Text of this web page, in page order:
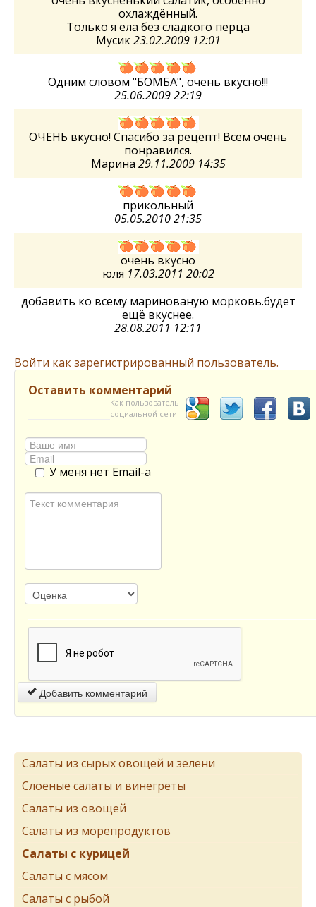
охлаждённый.
Только я ела без сладкого перца
Мусик23.02.2009 12:01
Одним словом "БОМБА", очень вкусно!!!
25.06.2009 22:19
ОЧЕНЬ вкусно! Спасибо за рецепт! Всем очень
понравился.
Марина 29.11.2009 14:35
прикольный
05.05.2010 21:35
очень вкусно
юля 17.03.2011 20:02
добавить ко всему маринованую морковь.будет
ещё вкуснее.
28.08.2011 12:11
Войти как зарегистрированный пользователь.
Оставить комментарий
Как пользователь
социальной сети
У меня нет Email-а
Добавить комментарий
Салаты из сырых овощей и зелени
Слоеные салаты и винегреты
Салаты из овощей
Салаты из морепродуктов
Салаты с курицей
Салаты с мясом
Салаты с рыбой